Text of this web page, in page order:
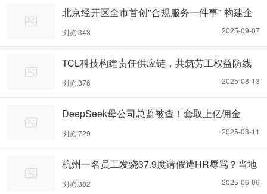
北京经开区全市首创"合规服务一件事" 构建企
业全生命周期合规促进体系
2025-09-07
浏览:343
TCL科技构建责任供应链，共筑劳工权益防线
2025-08-13
浏览:376
DeepSeek母公司总监被查！套取上亿佣金
2025-08-11
浏览:729
杭州一名员工发烧37.9度请假遭HR辱骂？当地
人社局：已介入处置
2025-06-06
浏览:382